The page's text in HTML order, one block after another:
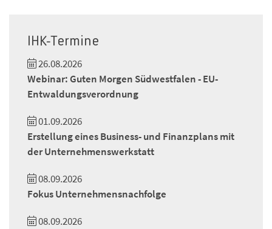
IHK-Termine
26.08.2026
Webinar: Guten Morgen Südwestfalen - EU-
Entwaldungsverordnung
01.09.2026
Erstellung eines Business- und Finanzplans mit
der Unternehmenswerkstatt
08.09.2026
Fokus Unternehmensnachfolge
08.09.2026